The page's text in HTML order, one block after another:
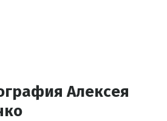
Алексея